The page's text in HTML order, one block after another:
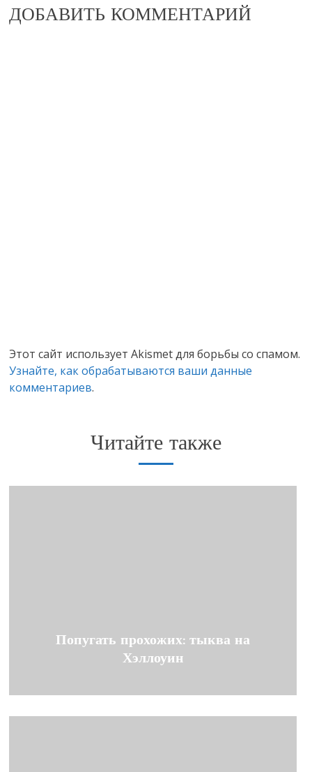
ДОБАВИТЬ КОММЕНТАРИЙ
Этот сайт использует Akismet для борьбы со спамом.
Узнайте, как обрабатываются ваши данные
комментариев.
Читайте также
Попугать прохожих: тыква на
Хэллоуин